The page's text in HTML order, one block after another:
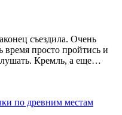
съездила. Очень
время просто пройтись и
Кремль, а еще…
по древним местам